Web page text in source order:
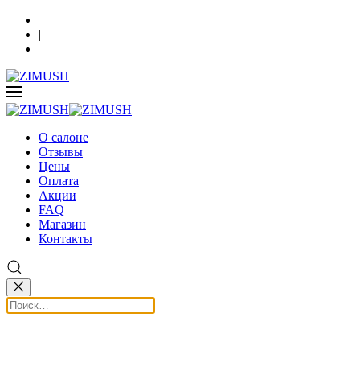
|
О салоне
Отзывы
Цены
Оплата
Акции
FAQ
Магазин
Контакты